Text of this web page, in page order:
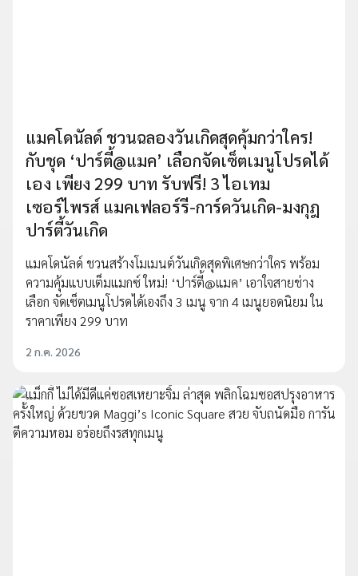
แมคโดนัลด์ ชวนฉลองวันเกิดสุดคุ้มกว่าใคร!
กับชุด ‘ปาร์ตี้@แมค’ เลือกจัดเซ็ตเมนูโปรดได้
เอง เพียง 299 บาท รับฟรี! 3 ไอเทม
เซอร์ไพรส์ แมคเฟลอร์รี-การ์ดวันเกิด-มงกุฎ
ปาร์ตี้วันเกิด
แมคโดนัลด์ ชวนสร้างโมเมนต์วันเกิดสุดพิเศษกว่าใคร พร้อม
ความคุ้มแบบเต็มแมกซ์ ใหม่! ‘ปาร์ตี้@แมค’ เอาใจสายช่าง
เลือก จัดเซ็ตเมนูโปรดได้เองถึง 3 เมนู จาก 4 เมนูยอดนิยม ใน
ราคาเพียง 299 บาท
2 ก.ค. 2026